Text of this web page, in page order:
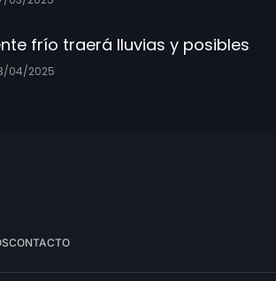
frío traerá lluvias y posibles
04/2025
CONTACTO